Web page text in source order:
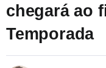
chegará ao
Temporada